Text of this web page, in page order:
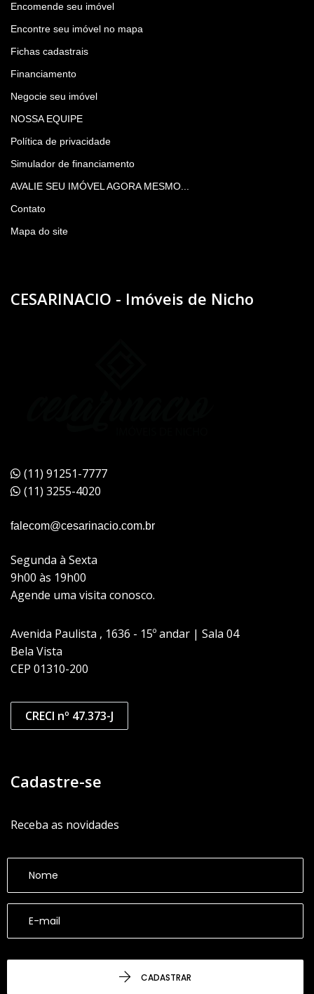
Encomende seu imóvel
Encontre seu imóvel no mapa
Fichas cadastrais
Financiamento
Negocie seu imóvel
NOSSA EQUIPE
Política de privacidade
Simulador de financiamento
AVALIE SEU IMÓVEL AGORA MESMO...
Contato
Mapa do site
CESARINACIO - Imóveis de Nicho
(11) 91251-7777
(11) 3255-4020
falecom@cesarinacio.com.br
Segunda à Sexta
9h00 às 19h00
Agende uma visita conosco.
Avenida Paulista , 1636 - 15º andar | Sala 04
Bela Vista
CEP 01310-200
CRECI nº 47.373-J
Cadastre-se
Receba as novidades
CADASTRAR